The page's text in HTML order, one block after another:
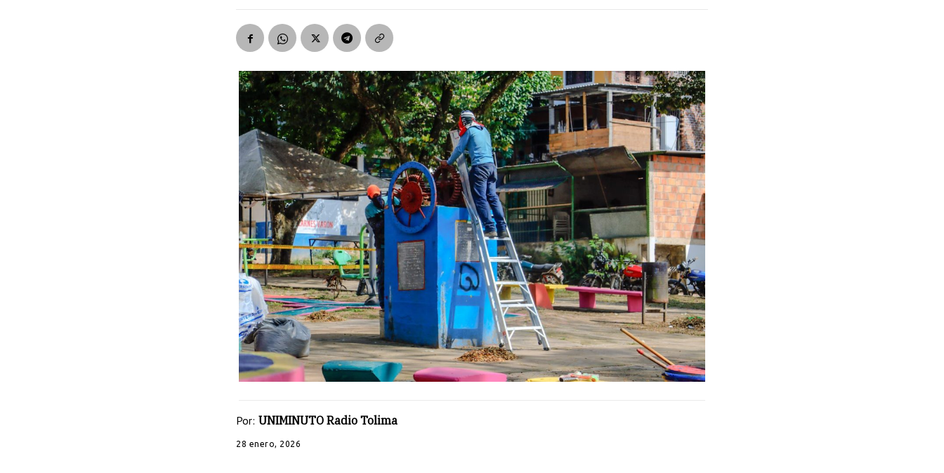
Por: UNIMINUTO Radio Tolima
28 enero, 2026